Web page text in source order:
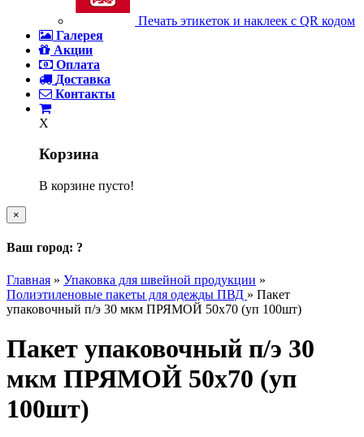
Печать этикеток и наклеек с QR кодом
Галерея
Акции
Оплата
Доставка
Контакты
X
Корзина
В корзине пусто!
×
Ваш город: ?
Главная » Упаковка для швейной продукции »
Полиэтиленовые пакеты для одежды ПВД » Пакет
упаковочный п/э 30 мкм ПРЯМОЙ 50х70 (уп 100шт)
Пакет упаковочный п/э 30
мкм ПРЯМОЙ 50х70 (уп
100шт)